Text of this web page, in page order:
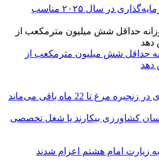
آیا دوج‌کوین برای سرمایه‌گذاری در سال ۲۰۲۵ مناسب
حداقل شش میلیون مترمکعب از
دهد
مرغ تا 22 ماه باقی می‌ماند
مهندسان کشاورزی بیکارند یا شغل تخصصی